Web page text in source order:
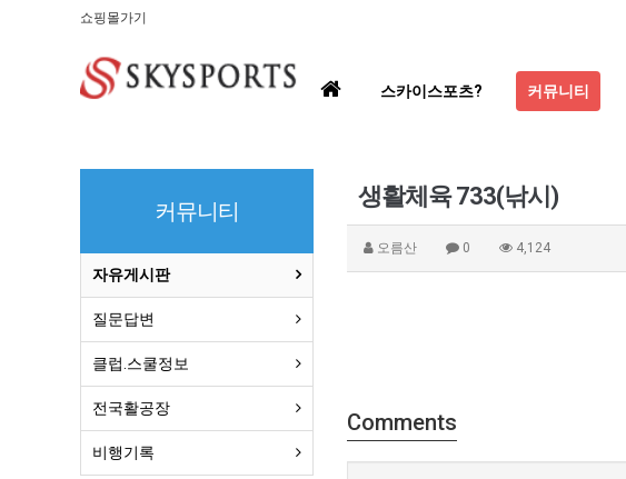
쇼핑몰가기
홈
스카이스포츠? 커뮤니티
생활체육 733(낚시)
오름산 0 4,124
Comments
커뮤니티
자유게시판
질문답변
클럽.스쿨정보
전국활공장
비행기록